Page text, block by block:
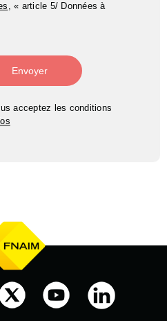
, « article 5/ Données à
acceptez les conditions